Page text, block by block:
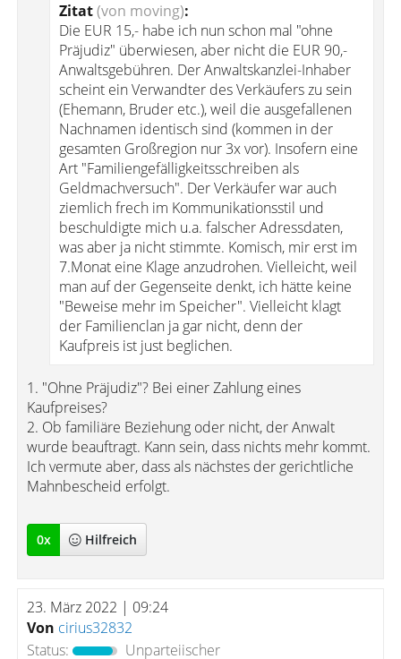
Zitat(von moving):
Die EUR 15,- habe ich nun schon mal "ohne
Präjudiz" überwiesen, aber nicht die EUR 90,-
Anwaltsgebühren. Der Anwaltskanzlei-Inhaber
scheint ein Verwandter des Verkäufers zu sein
(Ehemann, Bruder etc.), weil die ausgefallenen
Nachnamen identisch sind (kommen in der
gesamten Großregion nur 3x vor). Insofern eine
Art "Familiengefälligkeitsschreiben als
Geldmachversuch". Der Verkäufer war auch
ziemlich frech im Kommunikationsstil und
beschuldigte mich u.a. falscher Adressdaten,
was aber ja nicht stimmte. Komisch, mir erst im
7.Monat eine Klage anzudrohen. Vielleicht, weil
man auf der Gegenseite denkt, ich hätte keine
"Beweise mehr im Speicher". Vielleicht klagt
der Familienclan ja gar nicht, denn der
Kaufpreis ist just beglichen.
1. "Ohne Präjudiz"? Bei einer Zahlung eines
Kaufpreises?
2. Ob familiäre Beziehung oder nicht, der Anwalt
wurde beauftragt. Kann sein, dass nichts mehr kommt.
Ich vermute aber, dass als nächstes der gerichtliche
Mahnbescheid erfolgt.
0x Hilfreich
23. März 2022 | 09:24
Von cirius32832
Status:
Unparteiischer